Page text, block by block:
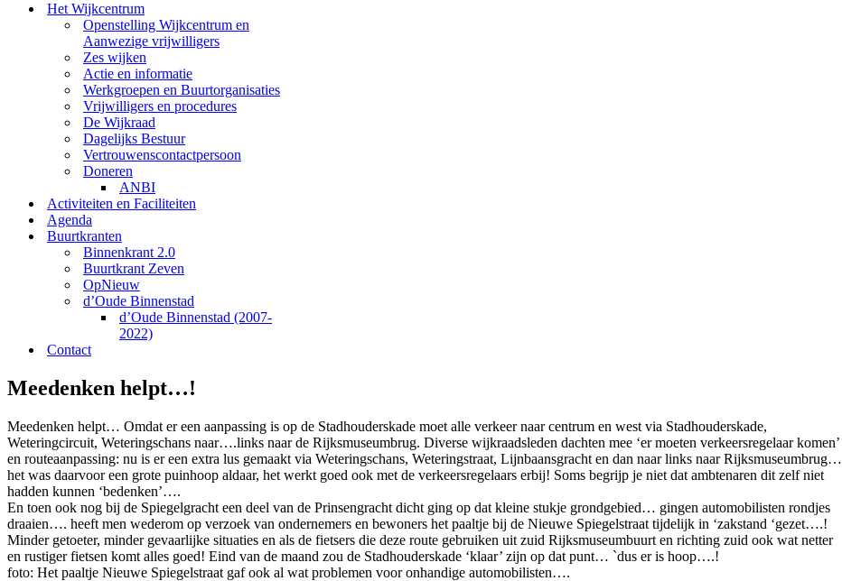
Het Wijkcentrum
Openstelling Wijkcentrum en
Aanwezige vrijwilligers
Zes wijken
Actie en informatie
Werkgroepen en Buurtorganisaties
Vrijwilligers en procedures
De Wijkraad
Dagelijks Bestuur
Vertrouwenscontactpersoon
Doneren
ANBI
Activiteiten en Faciliteiten
Agenda
Buurtkranten
Binnenkrant 2.0
Buurtkrant Zeven
OpNieuw
d’Oude Binnenstad
d’Oude Binnenstad (2007-
2022)
Contact
Meedenken helpt…!
Meedenken helpt… Omdat er een aanpassing is op de Stadhouderskade moet alle verkeer naar centrum en west via Stadhouderskade,
Weteringcircuit, Weteringschans naar….links naar de Rijksmuseumbrug. Diverse wijkraadsleden dachten mee ‘er moeten verkeersregelaar komen’
en routeaanpassing: nu is er een extra lus gemaakt via Weteringschans, Weteringstraat, Lijnbaansgracht en dan naar links naar Rijksmuseumbrug…
het was daarvoor een grote puinhoop aldaar, het werkt goed ook met de verkeersregelaars erbij! Soms begrijp je niet dat ambtenaren dit zelf niet
hadden kunnen ‘bedenken’….
En toen ook nog bij de Spiegelgracht een deel van de Prinsengracht dicht ging op dat kleine stukje grondgebied… gingen automobilisten rondjes
draaien…. heeft men wederom op verzoek van ondernemers en bewoners het paaltje bij de Nieuwe Spiegelstraat tijdelijk in ‘zakstand ‘gezet….!
Minder getoeter, minder gevaarlijke situaties en als de fietsers die deze route gebruiken uit zuid Rijksmuseumbuurt en richting zuid ook wat netter
en rustiger fietsen komt alles goed! Eind van de maand zou de Stadhouderskade ‘klaar’ zijn op dat punt… `dus er is hoop….!
foto: Het paaltje Nieuwe Spiegelstraat gaf ook al wat problemen voor onhandige automobilisten….